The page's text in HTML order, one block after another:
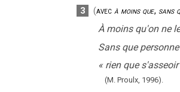
3 (avec à moins que, sans
À moins qu'on ne
Sans que
« rien que
(M. Proulx, 1996).